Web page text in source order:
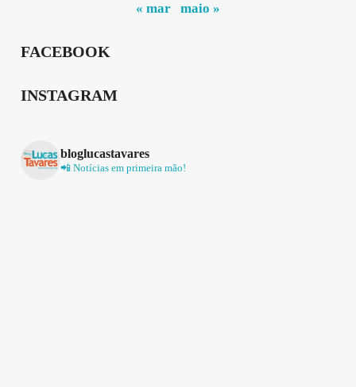
« mar maio »
FACEBOOK
INSTAGRAM
bloglucastavares
📲 Notícias em primeira mão!